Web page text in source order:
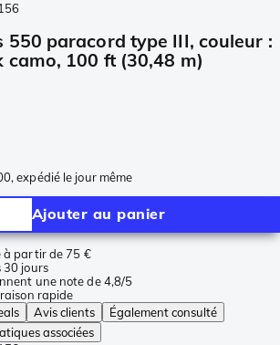
550 paracord type III, couleur :
camo, 100 ft (30,48 m)
expédié le jour même
Ajouter au panier
à partir de 75 €
30 jours
une note de 4,8/5
rapide
Avis clients
Également consulté
associées